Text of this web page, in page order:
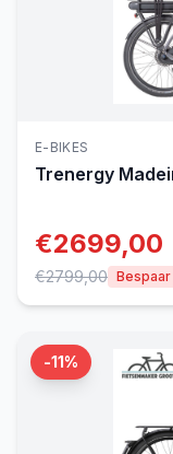
E-BIKES
Trenergy
€2699,00
€2799,00
-11%